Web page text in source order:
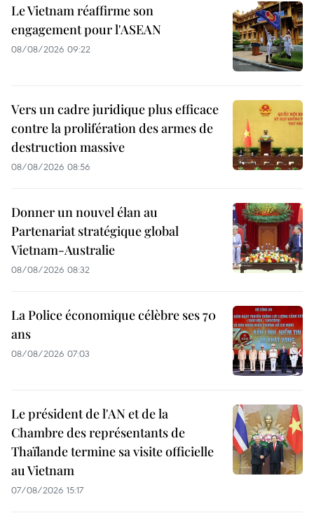
Le Vietnam réaffirme son
engagement pour l'ASEAN
08/08/2026 09:22
Vers un cadre juridique plus efficace
contre la prolifération des armes de
destruction massive
08/08/2026 08:56
Donner un nouvel élan au
Partenariat stratégique global
Vietnam-Australie
08/08/2026 08:32
La Police économique célèbre ses 70
ans
08/08/2026 07:03
Le président de l'AN et de la
Chambre des représentants de
Thaïlande termine sa visite officielle
au Vietnam
07/08/2026 15:17